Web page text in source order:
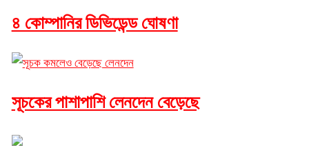
৪ কোম্পানির ডিভিডেন্ড ঘোষণা
সূচকের পাশাপাশি লেনদেন বেড়েছে